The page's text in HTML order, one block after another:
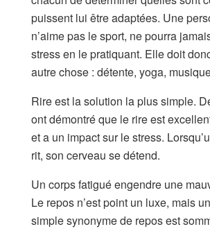
puissent lui être adaptées. Une
n’aime pas le sport, ne pourra
stress en le pratiquant. Elle doit
autre chose : détente, yoga,
Rire est la solution la plus simple.
ont démontré que le rire est
et a un impact sur le stress.
rit, son cerveau se détend.
Un corps fatigué engendre une
Le repos n’est point un luxe, mais
simple synonyme de repos est